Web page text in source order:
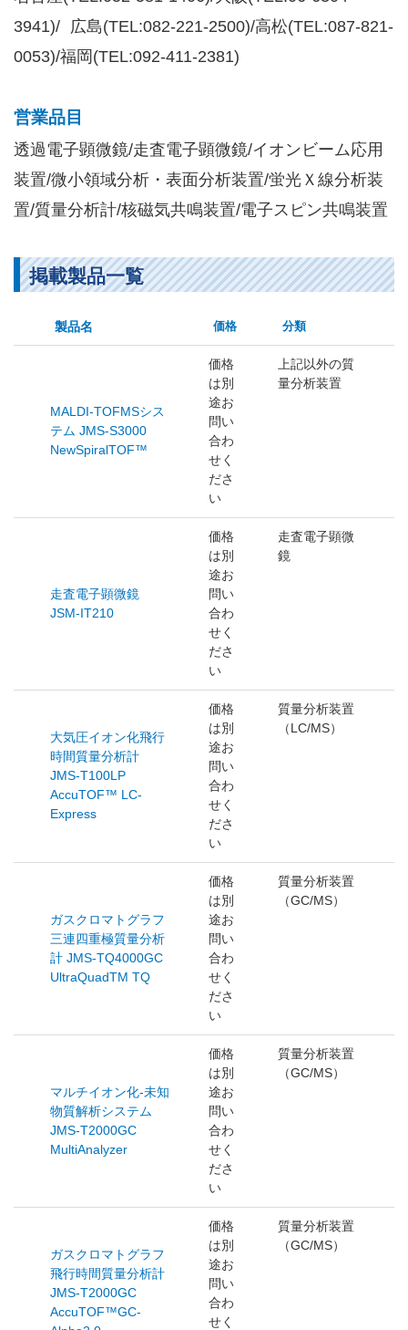
3941)/ 広島(TEL:082-221-2500)/高松(TEL:087-821-
0053)/福岡(TEL:092-411-2381)
営業品目
透過電子顕微鏡/走査電子顕微鏡/イオンビーム応用
装置/微小領域分析・表面分析装置/蛍光Ｘ線分析装
置/質量分析計/核磁気共鳴装置/電子スピン共鳴装置
掲載製品一覧
製品名 価格 分類
MALDI-TOFMSシス
テム JMS-S3000
NewSpiralTOF™
価格
は別
途お
問い
合わ
せく
ださ
い
上記以外の質
量分析装置
走査電子顕微鏡
JSM-IT210
価格
は別
途お
問い
合わ
せく
ださ
い
走査電子顕微
鏡
大気圧イオン化飛行
時間質量分析計
JMS-T100LP
AccuTOF™ LC-
Express
価格
は別
途お
問い
合わ
せく
ださ
い
質量分析装置
（LC/MS）
ガスクロマトグラフ
三連四重極質量分析
計 JMS-TQ4000GC
UltraQuadTM TQ
価格
は別
途お
問い
合わ
せく
ださ
い
質量分析装置
（GC/MS）
マルチイオン化-未知
物質解析システム
JMS-T2000GC
MultiAnalyzer
価格
は別
途お
問い
合わ
せく
ださ
い
質量分析装置
（GC/MS）
ガスクロマトグラフ
飛行時間質量分析計
JMS-T2000GC
AccuTOF™GC-
価格
は別
途お
問い
合わ
せく
質量分析装置
（GC/MS）